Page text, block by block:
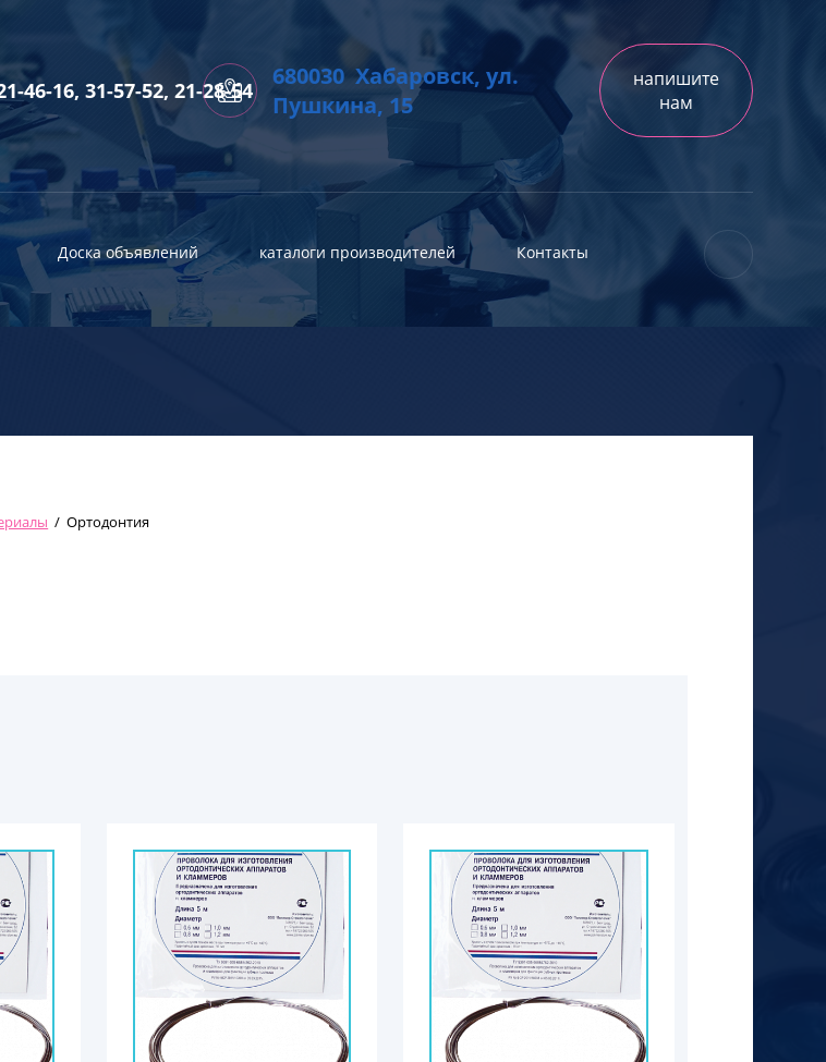
46-16, 31-57-52, 21-28-54
680030 Хабаровск, ул.
Пушкина, 15
напишите
нам
Доска объявлений каталоги производителей Контакты
/ Ортодонтия